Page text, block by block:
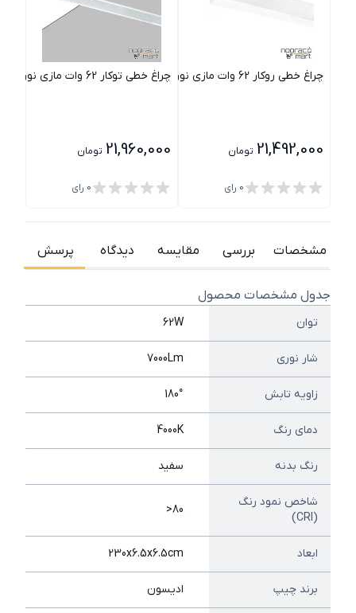
چراغ خطی روکار 62 وات مازی نور مدل اینفینیتی C
21,492,000 تومان
0 رای
چراغ خطی توکار 62 وات مازی نور مدل اینفینیتی B
21,960,000 تومان
0 رای
مشخصات بررسی مقایسه دیدگاه پرسش
جدول مشخصات محصول
توان 62W
شار نوری 7000Lm
زاویه تابش 180°
دمای رنگ 4000K
رنگ بدنه سفید
شاخص نمود رنگ
(CRI)
80<
ابعاد 230x6.5x6.5cm
برند چیپ ادیسون